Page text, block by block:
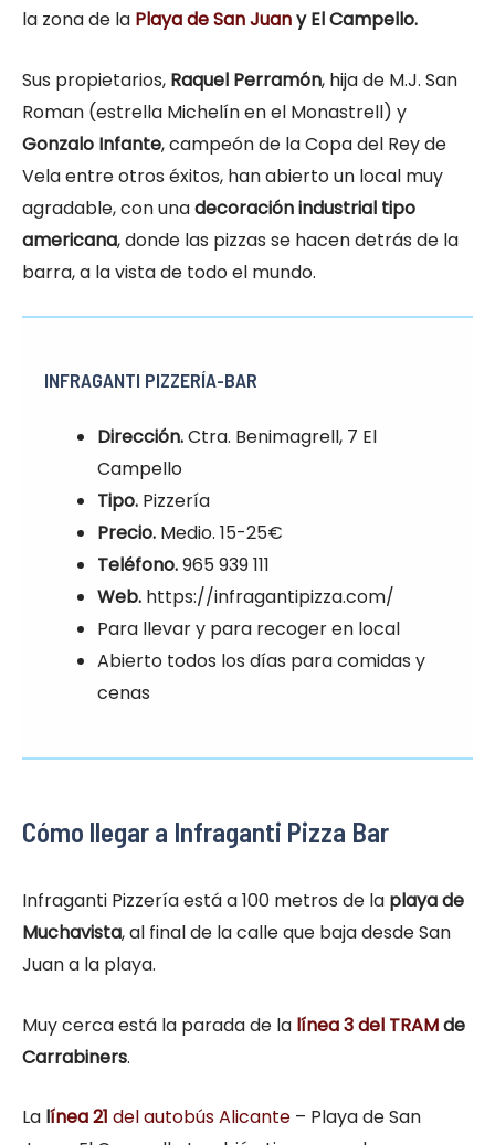
la zona de la Playa de San Juany El Campello.
Sus propietarios, Raquel Perramón, hija de M.J. San
Roman (estrella Michelín en el Monastrell) y
Gonzalo Infante, campeón de la Copa del Rey de
Vela entre otros éxitos, han abierto un local muy
agradable, con unadecoración industrial tipo
americana, donde las pizzas se hacen detrás de la
barra, a la vista de todo el mundo.
INFRAGANTI PIZZERÍA-BAR
Dirección.Ctra. Benimagrell, 7 El
Campello
Tipo. Pizzería
Precio. Medio. 15-25€
Teléfono.965 939 111
Web. https://infragantipizza.com/
Para llevar y para recoger en local
Abierto todos los días para comidas y
cenas
Cómo llegar a Infraganti Pizza Bar
Infraganti Pizzería está a 100 metros de la playa de
Muchavista, al final de la calle que baja desde San
Juan a la playa.
Muy cerca está la parada de la línea 3 del TRAMde
Carrabiners.
La línea 21 del autobús Alicante – Playa de San